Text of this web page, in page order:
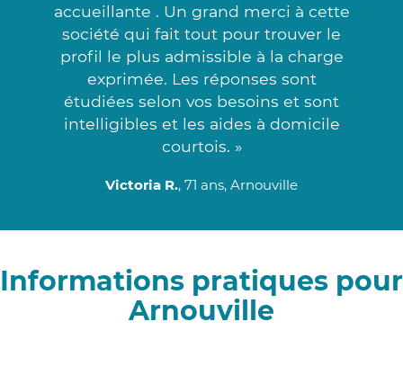
accueillante . Un grand merci à cette
société qui fait tout pour trouver le
profil le plus admissible à la charge
exprimée. Les réponses sont
étudiées selon vos besoins et sont
intelligibles et les aides à domicile
courtois. »
Victoria R., 71 ans, Arnouville
Informations pratiques pour
Arnouville